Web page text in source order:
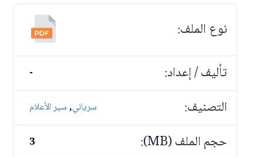
نوع الملف:
تأليف / إعداد:
-
التصنيف: سرياني,سير الأعلام
حجم الملف (MB): 3